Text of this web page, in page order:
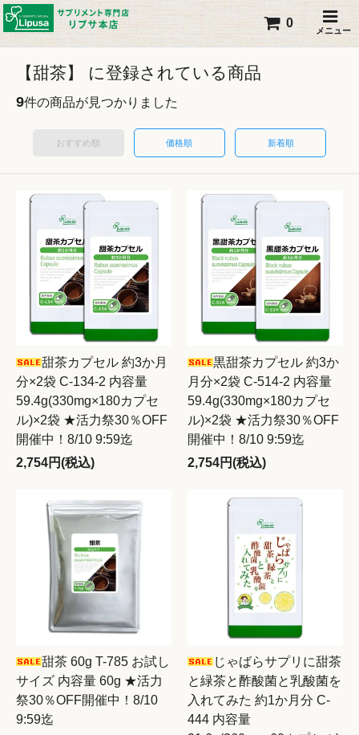
メニュー
0
【甜茶】 に登録されている商品
9件の商品が見つかりました
おすすめ順 価格順 新着順
甜茶カプセル 約3か月
分×2袋 C-134-2 内容量
59.4g(330mg×180カプセ
ル)×2袋 ★活力祭30％OFF
開催中！8/10 9:59迄
2,754円(税込)
黒甜茶カプセル 約3か
月分×2袋 C-514-2 内容量
59.4g(330mg×180カプセ
ル)×2袋 ★活力祭30％OFF
開催中！8/10 9:59迄
2,754円(税込)
甜茶 60g T-785 お試し
サイズ 内容量 60g ★活力
祭30％OFF開催中！8/10
9:59迄
じゃばらサプリに甜茶
と緑茶と酢酸菌と乳酸菌を
入れてみた 約1か月分 C-
444 内容量